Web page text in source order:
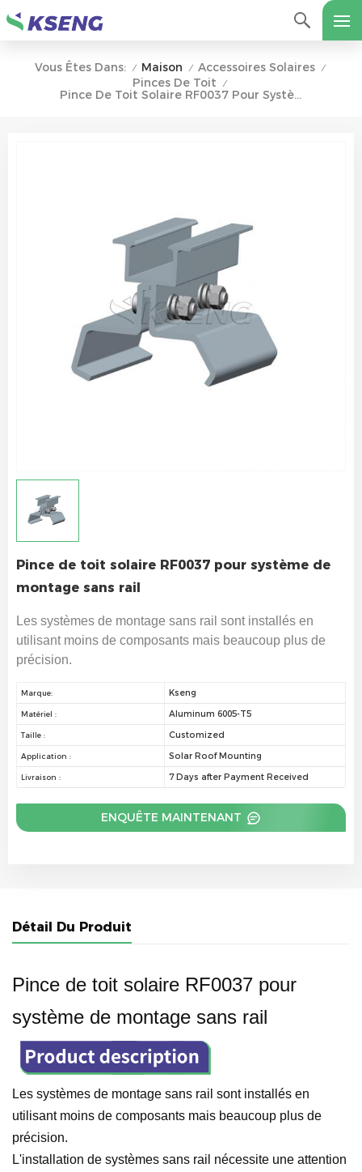
Vous Êtes Dans: / Maison / Accessoires Solaires /
Pinces De Toit /
Pince De Toit Solaire RF0037 Pour Système De Montage Sans Rail
Pince de toit solaire RF0037 pour système de
montage sans rail
Les systèmes de montage sans rail sont installés en
utilisant moins de composants mais beaucoup plus de
précision.
Marque: Kseng
Matériel : Aluminum 6005-T5
Taille : Customized
Application : Solar Roof Mounting
Livraison : 7 Days after Payment Received
ENQUÊTE MAINTENANT
Détail Du Produit
Pince de toit solaire RF0037 pour
système de montage sans rail
Les systèmes de montage sans rail sont installés en
utilisant moins de composants mais beaucoup plus de
précision.
L'installation de systèmes sans rail nécessite une attention